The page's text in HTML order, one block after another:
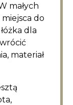
małych
do
dla
materiał